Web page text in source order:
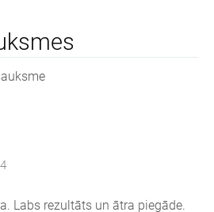
Labs rezultāts un ātra piegāde.